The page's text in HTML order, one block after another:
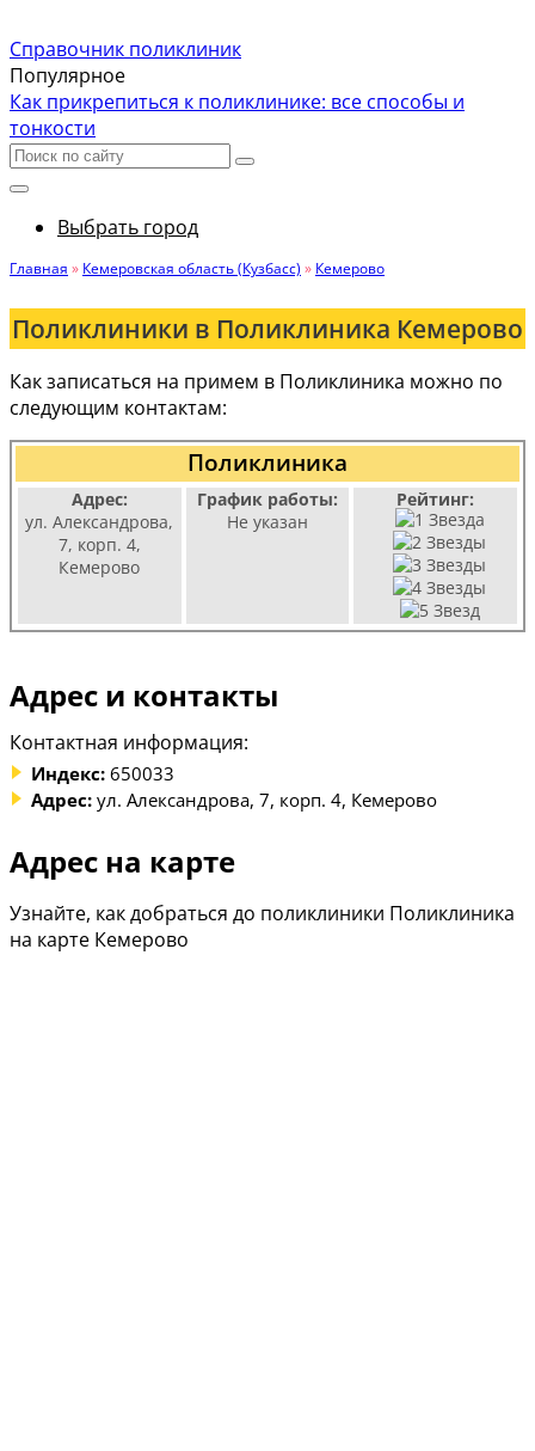
Справочник поликлиник
Популярное
Как прикрепиться к поликлинике: все способы и
тонкости
Выбрать город
Главная » Кемеровская область (Кузбасс) » Кемерово
Поликлиники в Поликлиника Кемерово
Как записаться на примем в Поликлиника можно по
следующим контактам:
Поликлиника
Адрес:
ул. Александрова,
7, корп. 4,
Кемерово
График работы:
Не указан
Рейтинг:
Адрес и контакты
Контактная информация:
Индекс: 650033
Адрес: ул. Александрова, 7, корп. 4, Кемерово
Адрес на карте
Узнайте, как добраться до поликлиники Поликлиника
на карте Кемерово